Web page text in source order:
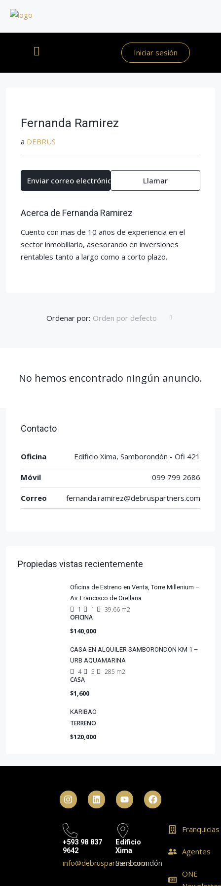
Iniciar sesión
Fernanda Ramirez
a DEBRUS
Enviar correo electrónico Llamar
Acerca de Fernanda Ramirez
Cuento con mas de 10 años de experiencia en el
sector inmobiliario, asesorando en inversiones
rentables tanto a largo como a corto plazo.
Ordenar por: Orden por defecto
No hemos encontrado ningún anuncio.
Contacto
Oficina Edificio Xima, Samborondón - Ofi 421
Móvil 099 799 2686
Correo fernanda.ramirez@debruspartners.com
Propiedas vistas recientemente
Oficina de Estreno en Venta, Torre Millenium –
Av. Francisco de Orellana
1 1
39.66 m2
OFICINA
$140,000
CASA EN ALQUILER SAMBORONDON KM 1 –
URB AQUAMARINA
4 5
285 m2
CASA
$1,600
KARIBAO
TERRENO
$120,000
+593 98 837
9642
info@debruspartners.com
Edificio
Xima
Samborondón
Franquicias
Agentes
ONE